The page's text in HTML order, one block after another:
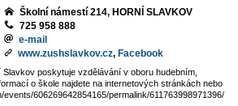
Školní námestí 214, HORNÍ SLAVKOV
725 958 888
e-mail
www.zushslavkov.cz, Facebook
poskytuje vzdělávání v oboru hudebním,
o škole najdete na internetových stránkách nebo
606269642854165/permalink/611763998971396/